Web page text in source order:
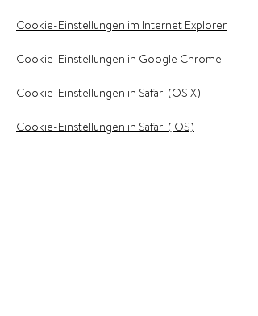
Cookie-Einstellungen im Internet Explorer
Cookie-Einstellungen in Google Chrome
Cookie-Einstellungen in Safari (OS X)
Cookie-Einstellungen in Safari (iOS)